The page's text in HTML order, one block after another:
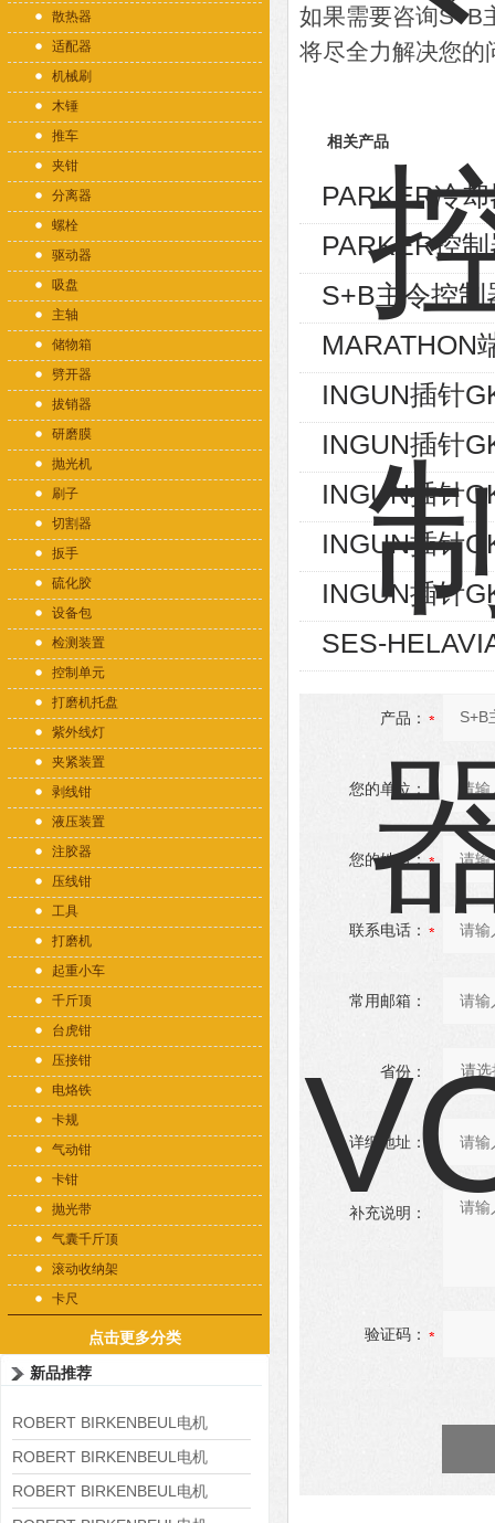
散热器
适配器
机械刷
木锤
推车
夹钳
分离器
螺栓
驱动器
吸盘
主轴
储物箱
劈开器
拔销器
研磨膜
抛光机
刷子
切割器
扳手
硫化胶
设备包
检测装置
控制单元
打磨机托盘
紫外线灯
夹紧装置
剥线钳
液压装置
注胶器
压线钳
工具
打磨机
起重小车
千斤顶
台虎钳
压接钳
电烙铁
卡规
气动钳
卡钳
抛光带
气囊千斤顶
滚动收纳架
卡尺
点击更多分类
新品推荐
ROBERT BIRKENBEUL电机
8APE225M-4-IE3
ROBERT BIRKENBEUL电机
8APE180L-4 IE3
ROBERT BIRKENBEUL电机
如果需要咨询S+B
将尽全力解决您的
相关产品
PARKER冷
PARKER控
S+B主令控
MARATHON
INGUN插针
INGUN插针
INGUN插针
INGUN插针
INGUN插针
SES-
产品：
您的单位：
您的姓名：
联系电话：
常用邮箱：
省份：
详细地址：
补充说明：
验证码：